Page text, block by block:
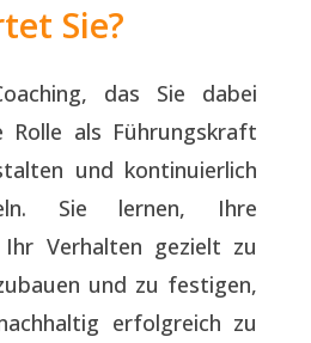
Sie?
das Sie dabei
als Führungskraft
und kontinuierlich
Sie lernen, Ihre
Ihr Verhalten gezielt zu
und zu festigen,
erfolgreich zu